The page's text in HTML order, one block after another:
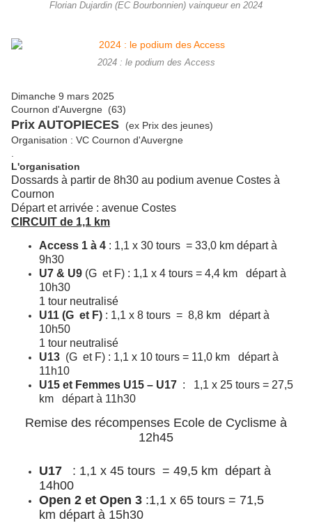
Florian Dujardin (EC Bourbonnien) vainqueur en 2024
2024 : le podium des Access
Dimanche 9 mars 2025
Cournon d'Auvergne (63)
Prix AUTOPIECES
(ex Prix des jeunes)
Organisation : VC Cournon d'Auvergne
L'organisation
Dossards à partir de 8h30 au podium avenue Costes à
Cournon
Départ et arrivée : avenue Costes
CIRCUIT de 1,1 km
Access 1 à 4 : 1,1 x 30 tours = 33,0 km départ à
9h30
U7 & U9 (G et F) : 1,1 x 4 tours = 4,4 km départ à
10h30
1 tour neutralisé
U11 (G et F) : 1,1 x 8 tours = 8,8 km départ à
10h50
1 tour neutralisé
U13 (G et F) : 1,1 x 10 tours = 11,0 km départ à
11h10
U15 et Femmes U15 – U17 : 1,1 x 25 tours = 27,5
km départ à 11h30
Remise des récompenses Ecole de Cyclisme à
12h45
U17
: 1,1 x 45 tours = 49,5 km départ à
14h00
Open 2 et Open 3 :1,1 x 65 tours = 71,5
km départ à 15h30